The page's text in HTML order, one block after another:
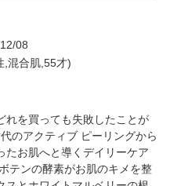
08
,混合肌,55才)
を買っても失敗したことが
のアクティブ ピーリングから
たお肌へと導くデイリーケア
テンの酵素がお肌のキメを整